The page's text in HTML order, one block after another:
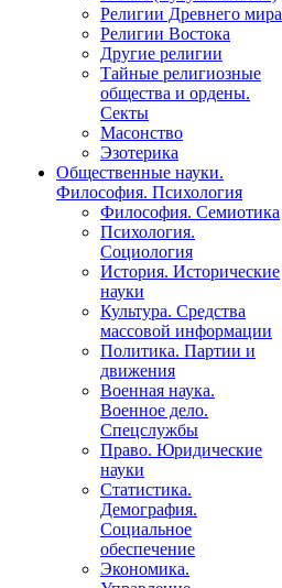
Религии Древнего мира
Религии Востока
Другие религии
Тайные религиозные
общества и ордены.
Секты
Масонство
Эзотерика
Общественные науки.
Философия. Психология
Философия. Семиотика
Психология.
Социология
История. Исторические
науки
Культура. Средства
массовой информации
Политика. Партии и
движения
Военная наука.
Военное дело.
Спецслужбы
Право. Юридические
науки
Статистика.
Демография.
Социальное
обеспечение
Экономика.